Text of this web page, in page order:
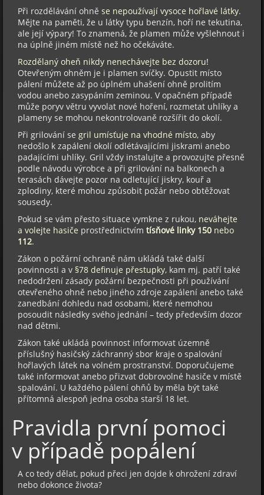
Při rozdělávání ohně se nepoužívají vysoce hořlavé látky.
Mějte na paměti, že u látky typu benzín, hoří ne tekutina,
ale její výpary! To znamená, že plamen může vyšlehnout i
na úplně jiném místě než ho očekáváte.
Rozdělaný oheň nikdy nenechávejte bez dozoru!
Otevřeným ohněm je i plamen svíčky. Opustit místo
pálení můžete až po úplném uhašení ohně prolitím
vodou anebo zasypáním zeminou. V opačném případě
může poryv větru vyvolat nové hoření, rozmetat uhlíky a
plameny se mohou nekontrolovaně rozšířit do okolí.
Při grilování se gril umísťuje na vhodné místo, aby
nedošlo k zapálení okolí odlétávajícími jiskrami anebo
padajícími uhlíky. Gril vždy instalujte a provozujte přesně
podle návodu výrobce a při grilování na balkonech a
terasách dávejte pozor na odletující jiskry, kouř a
zplodiny, které mohou způsobit požár nebo obtěžovat
sousedy.
Pokud se vám přesto situace vymkne z rukou, neváhejte
a volejte hasiče prostřednictvím tísňové linky 150 nebo
112.
Zákon o požární ochraně nám ukládá také další
povinnosti a v §78 definuje přestupky, kam mj. patří také
nedodržení zásady požární bezpečnosti při používání
otevřeného ohně nebo jiného zdroje zapálení anebo také
zanedbání dohledu nad osobami, které nemohou
posoudit následky svého jednání – tedy především dozor
nad dětmi.
Zákon také ukládá povinnost informovat územně
příslušný hasičský záchranný sbor kraje o spalování
hořlavých látek na volném prostranství. Doporučujeme
také informovat anebo přizvat dobrovolné hasiče v místě
spalování. U každého pálení ohňů by měla být také
přítomná alespoň jedna osoba starší 18 let.
Pravidla první pomoci
v případě popálení
A co tedy dělat, pokud přeci jen dojde k ohrožení zdraví
nebo dokonce života?